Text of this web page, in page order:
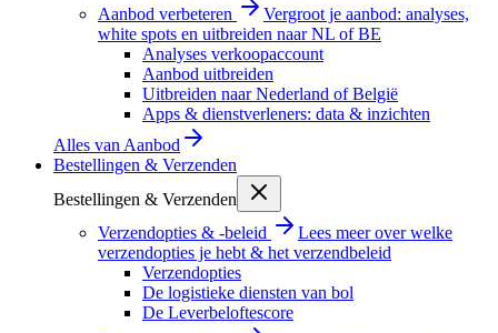
Aanbod verbeteren
Vergroot je aanbod: analyses,
white spots en uitbreiden naar NL of BE
Analyses verkoopaccount
Aanbod uitbreiden
Uitbreiden naar Nederland of België
Apps & dienstverleners: data & inzichten
Alles van Aanbod
Bestellingen & Verzenden
Bestellingen & Verzenden
Verzendopties & -beleid
Lees meer over welke
verzendopties je hebt & het verzendbeleid
Verzendopties
De logistieke diensten van bol
De Leverbeloftescore